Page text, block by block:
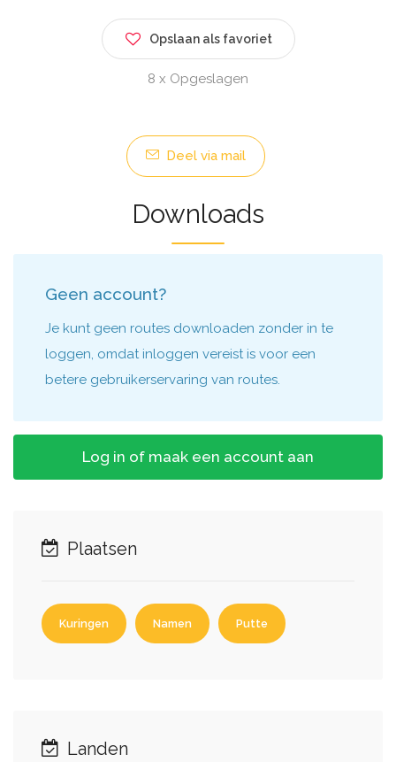
Opslaan als favoriet
8 x Opgeslagen
Deel via mail
Downloads
Geen account?
Je kunt geen routes downloaden zonder in te
loggen, omdat inloggen vereist is voor een
betere gebruikerservaring van routes.
Log in of maak een account aan
Plaatsen
Kuringen Namen Putte
Landen